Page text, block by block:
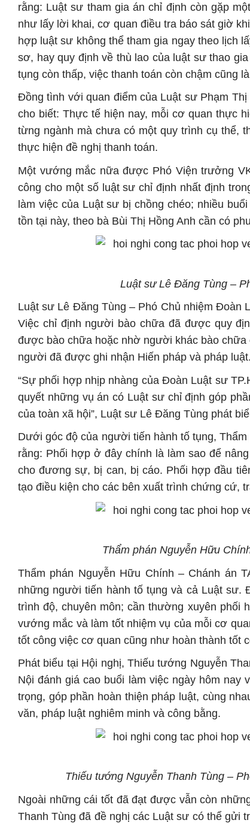
rằng: Luật sư tham gia án chỉ định còn gặp
như lấy lời khai, cơ quan điều tra báo sát giờ
hợp luật sư không thể tham gia ngay theo lịch
sơ, hay quy định về thù lao của luật sư thao
tụng còn thấp, việc thanh toán còn chậm cũng
Đồng tình với quan điểm của Luật sư Phạm
cho biết: Thực tế hiện nay, mỗi cơ quan thực
từng ngành mà chưa có một quy trình cụ thể,
thực hiện đề nghị thanh toán.
Một vướng mắc nữa được Phó Viện trưởng
công cho một số luật sư chỉ định nhất định
làm việc của Luật sư bị chồng chéo; nhiều
tồn tại này, theo bà Bùi Thị Hồng Anh cần có
Luật sư Lê Đăng Tùng –
Luật sư Lê Đăng Tùng – Phó Chủ nhiệm Đoàn
Việc chỉ định người bào chữa đã được quy
được bào chữa hoặc nhờ người khác bào
người đã được ghi nhận Hiến pháp và pháp luật.
“Sự phối hợp nhịp nhàng của Đoàn Luật sư
quyết những vụ án có Luật sư chỉ định góp
của toàn xã hội”, Luật sư Lê Đăng Tùng phát
Dưới góc độ của người tiến hành tố tụng,
rằng: Phối hợp ở đây chính là làm sao để
cho đương sự, bị can, bị cáo. Phối hợp đầu
tạo điều kiện cho các bên xuất trình chứng cứ,
Thẩm phán Nguyễn Hữu
Thẩm phán Nguyễn Hữu Chính – Chánh án
những người tiến hành tố tụng và cả Luật sư.
trình độ, chuyên môn; cần thường xuyên phối
vướng mắc và làm tốt nhiệm vụ của mỗi cơ
tốt công việc cơ quan cũng như hoàn thành tốt
Phát biểu tại Hội nghị, Thiếu tướng Nguyễn
Nội đánh giá cao buổi làm việc ngày hôm
trọng, góp phần hoàn thiện pháp luật, cùng
văn, pháp luật nghiêm minh và công bằng.
Thiếu tướng Nguyễn Thanh Tùng –
Ngoài những cái tốt đã đạt được vẫn còn
Thanh Tùng đã đề nghị các Luật sư có thể gửi